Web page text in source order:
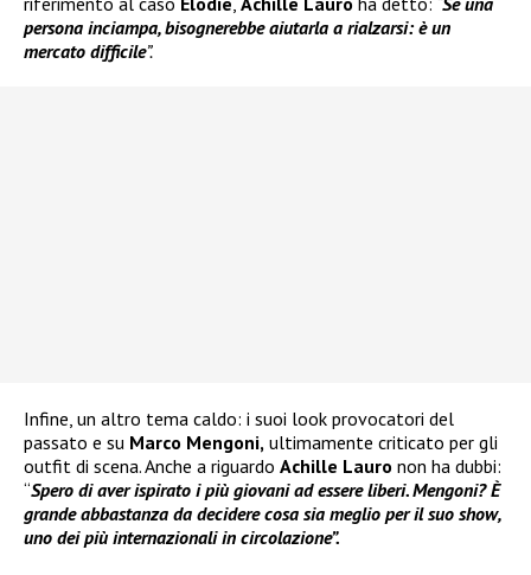
persona inciampa, bisognerebbe aiutarla a rialzarsi: è un
mercato difficile”.
Infine, un altro tema caldo: i suoi look provocatori del
passato e su Marco Mengoni, ultimamente criticato per gli
outfit di scena. Anche a riguardo Achille Lauro non ha dubbi:
“Spero di aver ispirato i più giovani ad essere liberi. Mengoni? È
grande abbastanza da decidere cosa sia meglio per il suo show,
uno dei più internazionali in circolazione”.